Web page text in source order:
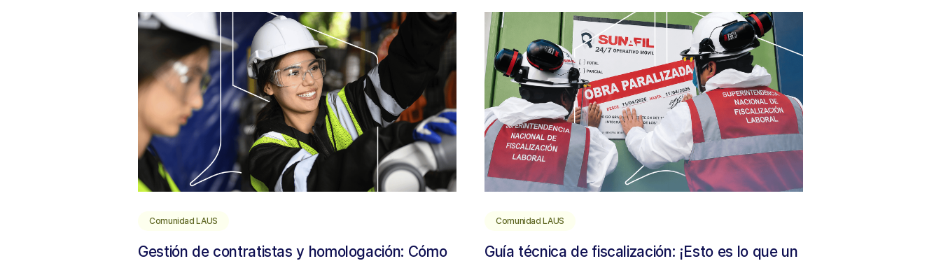
Comunidad LAUS
Gestión de contratistas y homologación: Cómo
Comunidad LAUS
Guía técnica de fiscalización: ¡Esto es lo que un